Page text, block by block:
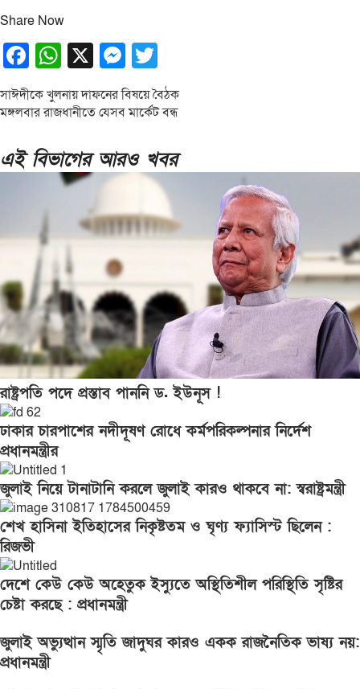
Share Now
Facebook
WhatsApp
X Messenger
Post
navigation
সাঈদীকে খুলনায় দাফনের বিষয়ে বৈঠক
মঙ্গলবার রাজধানীতে যেসব মার্কেট বন্ধ
এই বিভাগের আরও খবর
রাষ্ট্রপতি পদে প্রস্তাব পাননি ড. ইউনূস !
ঢাকার চারপাশের নদীদূষণ রোধে কর্মপরিকল্পনার নির্দেশ
প্রধানমন্ত্রীর
জুলাই নিয়ে টানাটানি করলে জুলাই কারও থাকবে না: স্বরাষ্ট্রমন্ত্রী
শেখ হাসিনা ইতিহাসের নিকৃষ্টতম ও ঘৃণ্য ফ্যাসিস্ট ছিলেন :
রিজভী
দেশে কেউ কেউ অহেতুক ইস্যুতে অস্থিতিশীল পরিস্থিতি সৃষ্টির
চেষ্টা করছে : প্রধানমন্ত্রী
জুলাই অভ্যুত্থান স্মৃতি জাদুঘর কারও একক রাজনৈতিক ভাষ্য নয়:
প্রধানমন্ত্রী